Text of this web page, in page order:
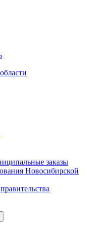
заказы
Новосибирской